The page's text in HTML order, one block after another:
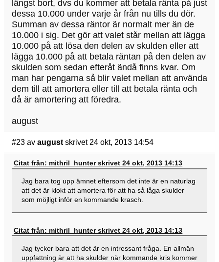
längst bort, dvs du kommer att betala ränta på just
dessa 10.000 under varje år från nu tills du dör.
Summan av dessa räntor är normalt mer än de
10.000 i sig. Det gör att valet står mellan att lägga
10.000 på att lösa den delen av skulden eller att
lägga 10.000 på att betala räntan på den delen av
skulden som sedan efteråt ändå finns kvar. Om
man har pengarna så blir valet mellan att använda
dem till att amortera eller till att betala ränta och
då är amortering att föredra.
august
#23 av august skrivet 24 okt, 2013 14:54
Citat från: mithril_hunter skrivet 24 okt, 2013 14:13
Jag bara tog upp ämnet eftersom det inte är en naturlag
att det är klokt att amortera för att ha så låga skulder
som möjligt inför en kommande krasch.
Citat från: mithril_hunter skrivet 24 okt, 2013 14:13
Jag tycker bara att det är en intressant fråga. En allmän
uppfattning är att ha skulder när kommande kris kommer